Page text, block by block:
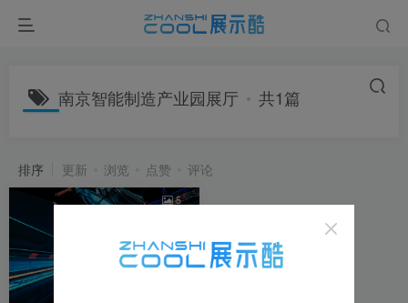
南京智能制造产业园展厅 共1篇
排序 更新 浏览 点赞 评论
5